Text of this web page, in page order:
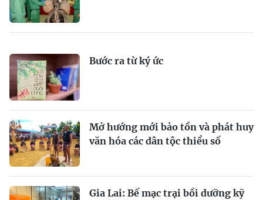
Bước ra từ ký ức
Mở hướng mới bảo tồn và phát huy
văn hóa các dân tộc thiểu số
Gia Lai: Bế mạc trại bồi dưỡng kỹ